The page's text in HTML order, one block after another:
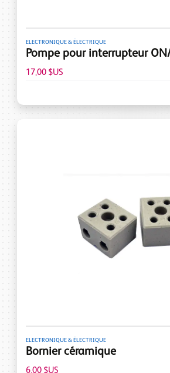
ELECTRONIQUE & ÉLECTRIQUE
Pompe pour interrupteur
17,00 $US
ELECTRONIQUE & ÉLECTRIQUE
Bornier céramique
6,00 $US